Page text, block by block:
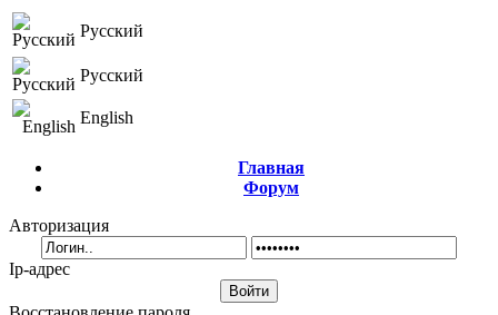
Русский
Русский
English
Главная
Форум
Авторизация
Ip-адрес